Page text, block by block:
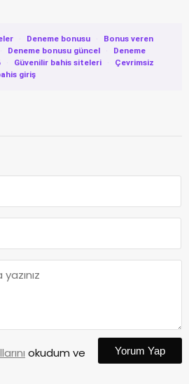
· Deneme bonusu ·
Bonus veren
· Deneme bonusu güncel ·
Deneme
· Güvenilir bahis siteleri ·
Çevrimsiz
giriş
okudum ve
Yorum Yap